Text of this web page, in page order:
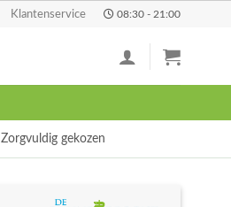
Klantenservice 08:30 - 21:00
Zorgvuldig gekozen